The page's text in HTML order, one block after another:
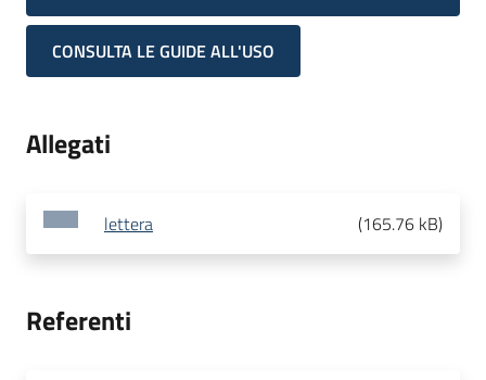
CONSULTA LE GUIDE ALL'USO
Allegati
lettera (165.76 kB)
Referenti